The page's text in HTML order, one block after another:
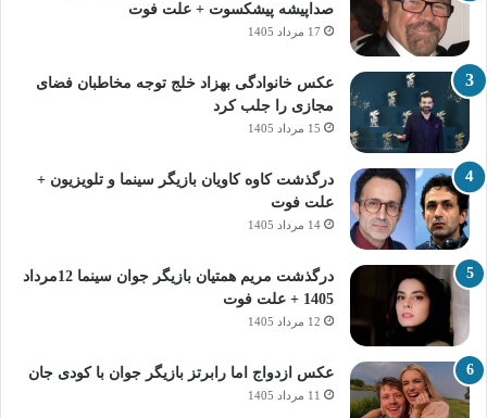
صداپیشه پیشکسوت + علت فوت
17 مرداد 1405
عکس خانوادگی بهزاد خلج توجه مخاطبان فضای
مجازی را جلب کرد
15 مرداد 1405
درگذشت کاوه کاویان بازیگر سینما و تلویزیون +
علت فوت
14 مرداد 1405
درگذشت مریم همتیان بازیگر جوان سینما 12مرداد
1405 + علت فوت
12 مرداد 1405
عکس ازدواج اما رابرتز بازیگر جوان با کودی جان
11 مرداد 1405